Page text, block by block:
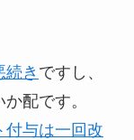
き ですし、
配です。
付与は一回改